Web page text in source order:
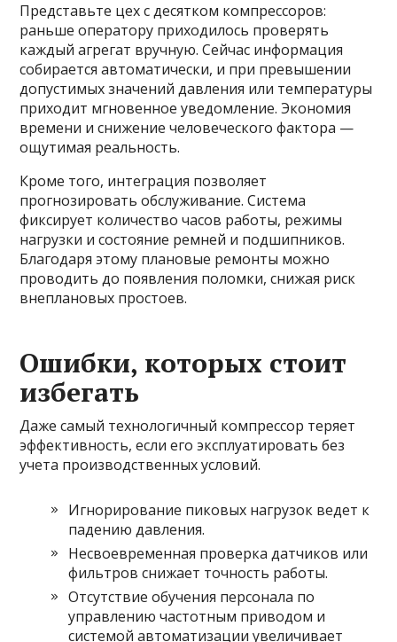
Представьте цех с десятком компрессоров:
раньше оператору приходилось проверять
каждый агрегат вручную. Сейчас информация
собирается автоматически, и при превышении
допустимых значений давления или температуры
приходит мгновенное уведомление. Экономия
времени и снижение человеческого фактора —
ощутимая реальность.
Кроме того, интеграция позволяет
прогнозировать обслуживание. Система
фиксирует количество часов работы, режимы
нагрузки и состояние ремней и подшипников.
Благодаря этому плановые ремонты можно
проводить до появления поломки, снижая риск
внеплановых простоев.
Ошибки, которых стоит
избегать
Даже самый технологичный компрессор теряет
эффективность, если его эксплуатировать без
учета производственных условий.
Игнорирование пиковых нагрузок ведет к
падению давления.
Несвоевременная проверка датчиков или
фильтров снижает точность работы.
Отсутствие обучения персонала по
управлению частотным приводом и
системой автоматизации увеличивает